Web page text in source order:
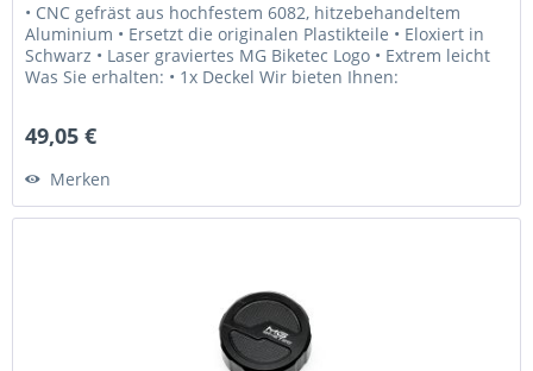
• CNC gefräst aus hochfestem 6082, hitzebehandeltem
Aluminium • Ersetzt die originalen Plastikteile • Eloxiert in
Schwarz • Laser graviertes MG Biketec Logo • Extrem leicht
Was Sie erhalten: • 1x Deckel Wir bieten Ihnen:
49,05 €
Merken